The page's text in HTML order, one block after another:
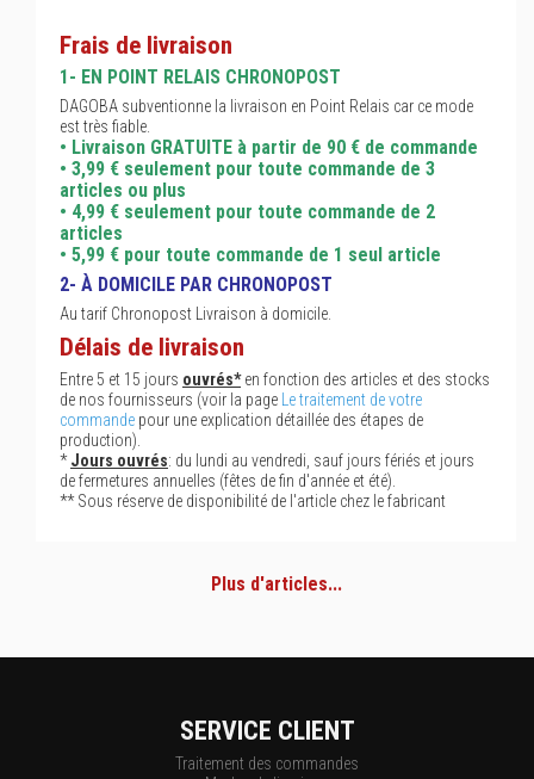
Frais de livraison
1- EN POINT RELAIS CHRONOPOST
DAGOBA subventionne la livraison en Point Relais car ce mode
est très fiable.
• Livraison GRATUITE à partir de 90 € de commande
• 3,99 € seulement pour toute commande de 3
articles ou plus
• 4,99 € seulement pour toute commande de 2
articles
• 5,99 € pour toute commande de 1 seul article
2- À DOMICILE PAR CHRONOPOST
Au tarif Chronopost Livraison à domicile.
Délais de livraison
Entre 5 et 15 jours ouvrés*en fonction des articles et des stocks
de nos fournisseurs (voir la page
Le traitement de votre
commande pour une explication détaillée des étapes de
production).
*Jours ouvrés: du lundi au vendredi, sauf jours fériés et jours
de fermetures annuelles (fêtes de fin d'année et été).
** Sous réserve de disponibilité de l'article chez le fabricant
Plus d'articles...
SERVICE CLIENT
Traitement des commandes